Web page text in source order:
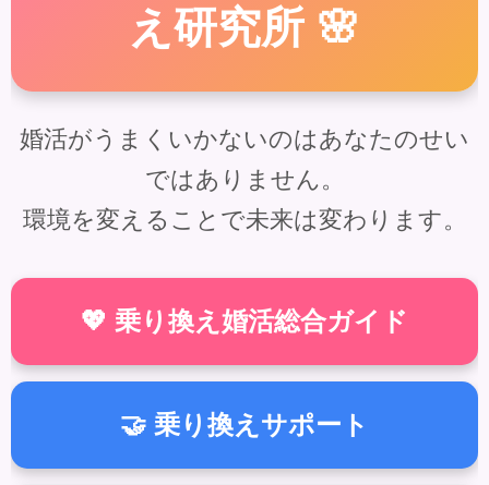
え研究所 🌸
婚活がうまくいかないのはあなたのせい
ではありません。
環境を変えることで未来は変わります。
💖 乗り換え婚活総合ガイド
🤝 乗り換えサポート